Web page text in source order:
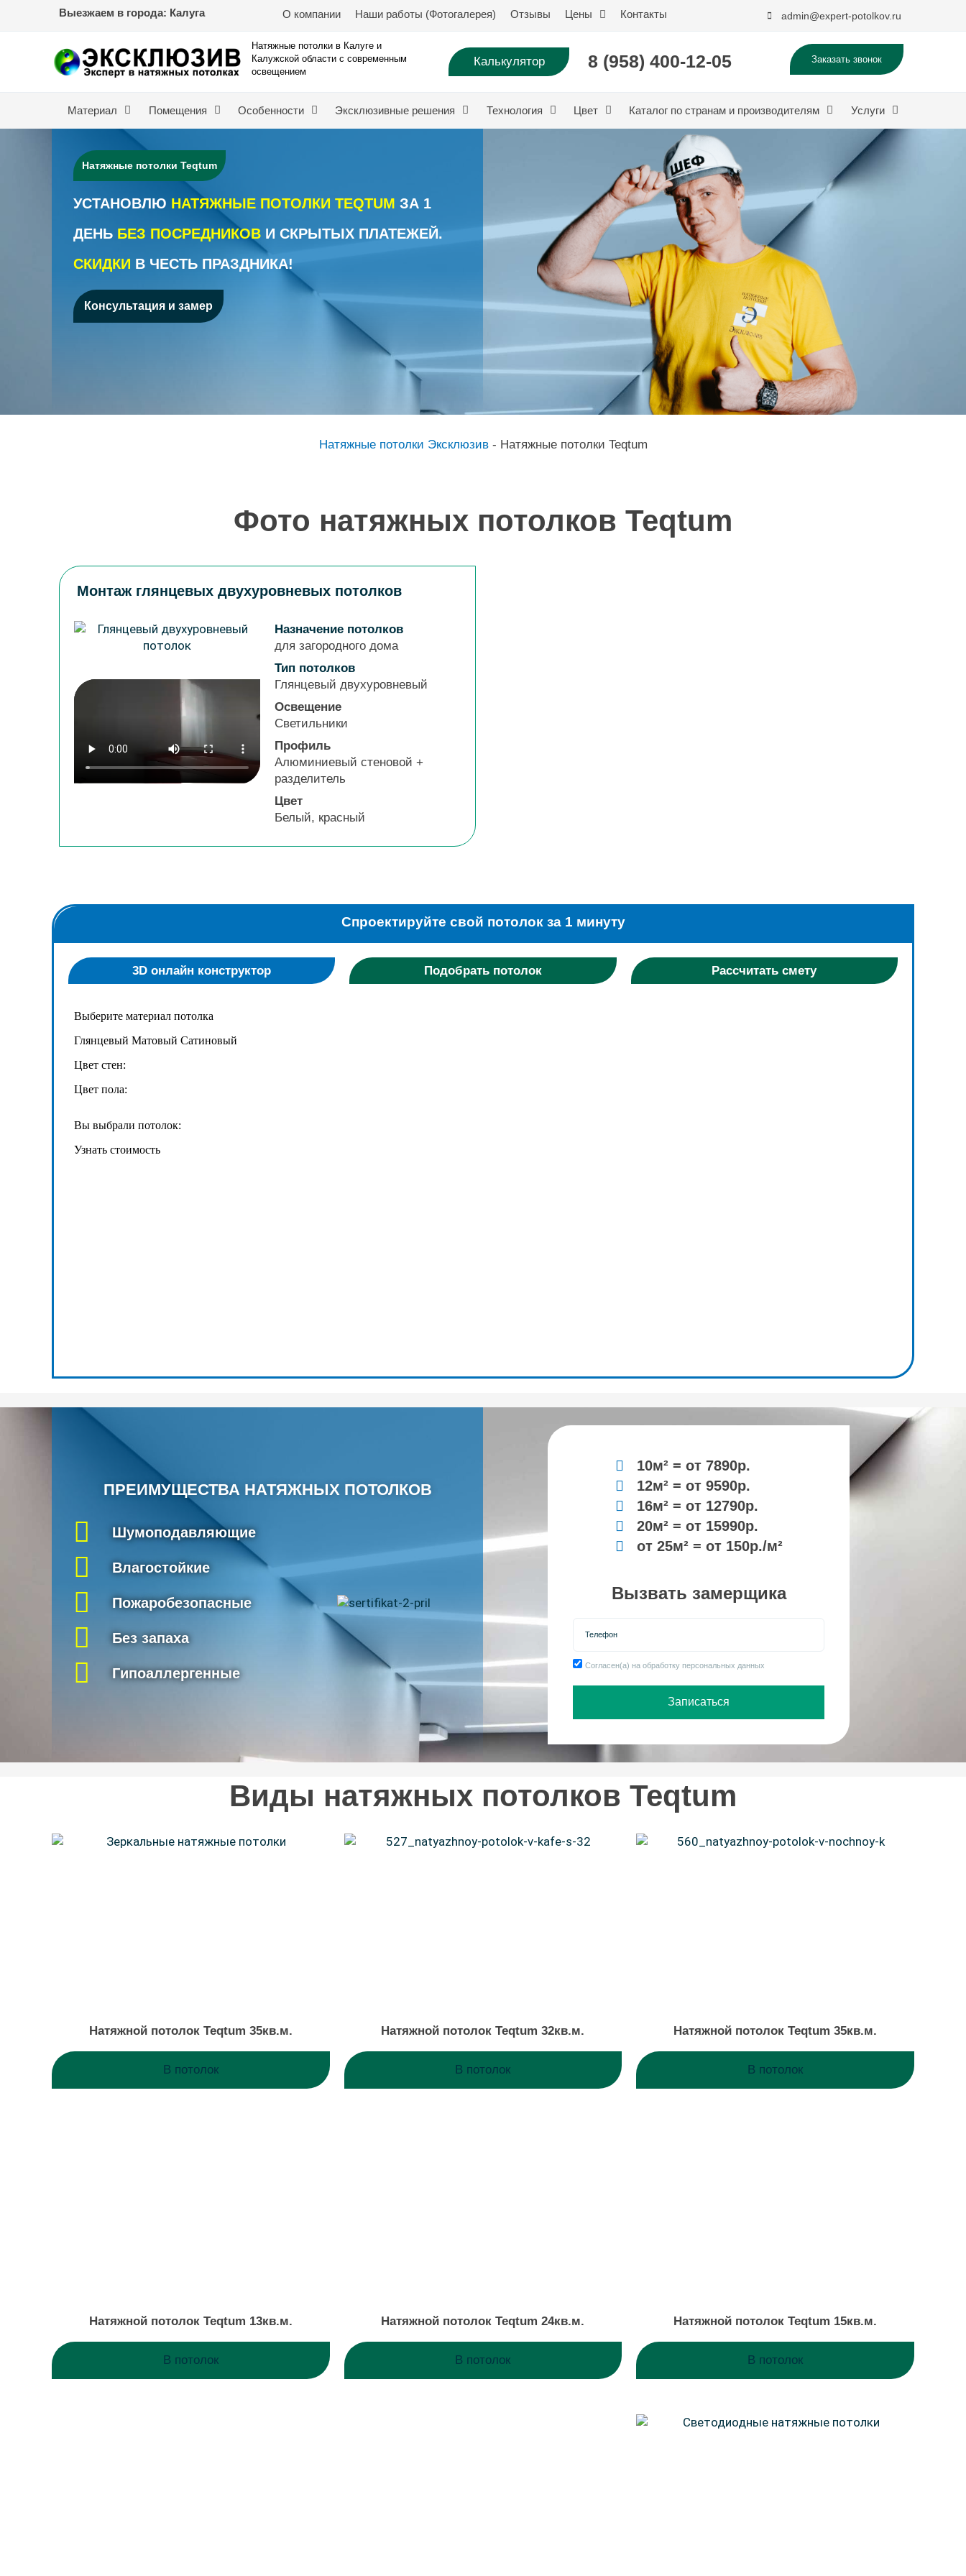
Выезжаем в города: Калуга О компании Наши работы (Фотогалерея) Отзывы Цены Контакты admin@expert-potolkov.ru
Натяжные потолки в Калуге и
Калужской области с современным
освещением
Калькулятор 8 (958) 400-12-05 Заказать звонок
Материал Помещения Особенности Эксклюзивные решения Технология Цвет Каталог по странам и производителям Услуги
Натяжные потолки Teqtum
УСТАНОВЛЮ НАТЯЖНЫЕ ПОТОЛКИ TEQTUM ЗА 1
ДЕНЬ БЕЗ ПОСРЕДНИКОВ И СКРЫТЫХ ПЛАТЕЖЕЙ.
СКИДКИ В ЧЕСТЬ ПРАЗДНИКА!
Консультация и замер
Натяжные потолки Эксклюзив- Натяжные потолки Teqtum
Фото натяжных потолков Teqtum
Монтаж глянцевых двухуровневых потолков
Назначение потолков
для загородного дома
Тип потолков
Глянцевый двухуровневый
Освещение
Светильники
Профиль
Алюминиевый стеновой +
разделитель
Цвет
Белый, красный
Спроектируйте свой потолок за 1 минуту
3D онлайн конструктор Подобрать потолок Рассчитать смету
ПРЕИМУЩЕСТВА НАТЯЖНЫХ ПОТОЛКОВ
Шумоподавляющие
Влагостойкие
Пожаробезопасные
Без запаха
Гипоаллергенные
10м² = от 7890р.
12м² = от 9590р.
16м² = от 12790р.
20м² = от 15990р.
от 25м² = от 150р./м²
Вызвать замерщика
Согласен(а) на обработку персональных данных
Записаться
Виды натяжных потолков Teqtum
Натяжной потолок Teqtum 35кв.м.
В потолок
Натяжной потолок Teqtum 32кв.м.
В потолок
Натяжной потолок Teqtum 35кв.м.
В потолок
Натяжной потолок Teqtum 13кв.м.
В потолок
Натяжной потолок Teqtum 24кв.м.
В потолок
Натяжной потолок Teqtum 15кв.м.
В потолок